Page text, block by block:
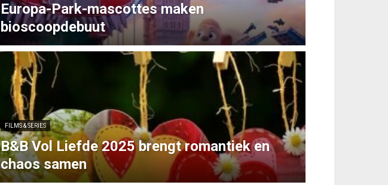
Europa-Park-mascottes maken
bioscoopdebuut
FILMS & SERIES
B&B Vol Liefde 2025 brengt romantiek en
chaos samen